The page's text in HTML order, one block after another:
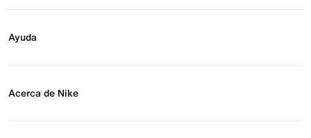
Regístrate para recibir correos
Ayuda
Preguntas frecuentes
Acerca de Nike